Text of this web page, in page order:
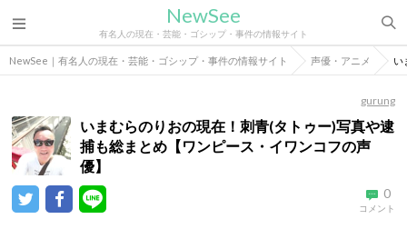
NewSee
有名人の現在・芸能・ゴシップ・事件の情報サイト
NewSee｜有名人の現在・芸能・ゴシップ・事件の情報サイト 声優・アニメ い
gurung
いまむらのりおの現在！刺青(タトゥー)写真や逮
捕も総まとめ【ワンピース・イワンコフの声
優】
0
コメント